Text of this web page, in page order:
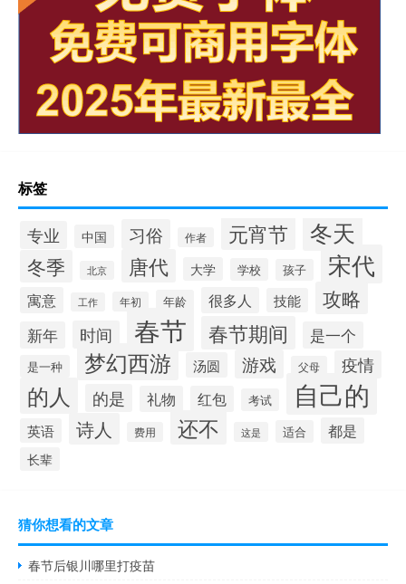
标签
专业 中国 习俗 作者 元宵节 冬天
冬季 北京 唐代 大学 学校 孩子 宋代
寓意 工作 年初 年龄 很多人 技能 攻略
新年 时间 春节 春节期间 是一个
是一种 梦幻西游 汤圆 游戏 父母 疫情
的人 的是 礼物 红包 考试 自己的
英语 诗人 费用 还不 这是 适合 都是
长辈
猜你想看的文章
春节后银川哪里打疫苗